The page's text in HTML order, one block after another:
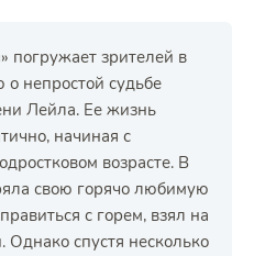
погружает зрителей в
непростой судьбе
Лейла. Ее жизнь
начиная с
возрасте. В
свою горячо любимую
с горем, взял на
Однако спустя несколько